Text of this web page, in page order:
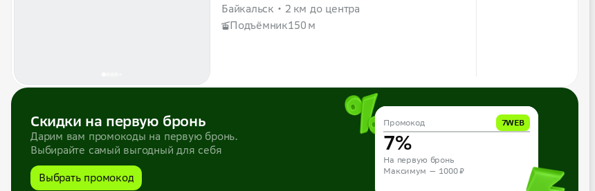
Байкальск
2 км до центра
Подъёмник150 м
Скидки на первую бронь
Дарим вам промокоды на первую бронь.
Выбирайте самый выгодный для себя
Промокод 10APP
10%
На первую бронь из приложения
Максимум — 1000 ₽
Промокод 7WEB
7%
На первую бронь
Максимум — 1000 ₽
Выбрать промокод